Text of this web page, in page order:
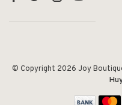
© Copyright 2026 Joy